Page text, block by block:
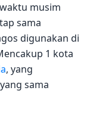
musim
sama
digunakan di
1 kota
, yang
sama